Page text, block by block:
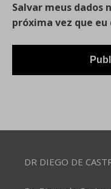
Salvar meus dados
próxima vez que
DR DIEGO DE